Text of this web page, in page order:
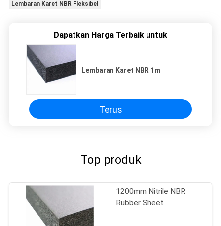
Lembaran Karet NBR Fleksibel
Dapatkan Harga Terbaik untuk
Lembaran Karet NBR 1m
Terus
Top produk
1200mm Nitrile NBR
Rubber Sheet